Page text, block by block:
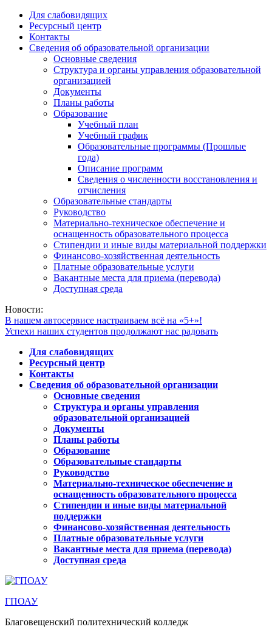
Для слабовидящих
Ресурсный центр
Контакты
Сведения об образовательной организации
Основные сведения
Структура и органы управления образовательной
организацией
Документы
Планы работы
Образование
Учебный план
Учебный график
Образовательные программы (Прошлые
года)
Описание программ
Сведения о численности восстановления и
отчисления
Образовательные стандарты
Руководство
Материально-техническое обеспечение и
оснащенность образовательного процесса
Стипендии и иные виды материальной поддержки
Финансово-хозяйственная деятельность
Платные образовательные услуги
Вакантные места для приема (перевода)
Доступная среда
Новости:
В нашем автосервисе настраиваем всё на «5+»!
Успехи наших студентов продолжают нас радовать
Для слабовидящих
Ресурсный центр
Контакты
Сведения об образовательной организации
Основные сведения
Структура и органы управления
образовательной организацией
Документы
Планы работы
Образование
Образовательные стандарты
Руководство
Материально-техническое обеспечение и
оснащенность образовательного процесса
Стипендии и иные виды материальной
поддержки
Финансово-хозяйственная деятельность
Платные образовательные услуги
Вакантные места для приема (перевода)
Доступная среда
ГПОАУ
Благовещенский политехнический колледж